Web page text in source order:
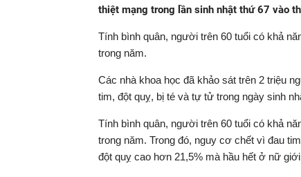
thiệt mạng trong lần sinh nhật thứ 67 vào
Tính bình quân, người trên 60 tuổi có khả
trong năm.
Các nhà khoa học đã khảo sát trên 2 triệu
tim, đột quỵ, bị té và tự tử trong ngày sinh
Tính bình quân, người trên 60 tuổi có khả
trong năm. Trong đó, nguy cơ chết vì đau
đột quỵ cao hơn 21,5% mà hầu hết ở nữ